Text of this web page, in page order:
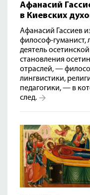
Афанасий
в Киевских
Афанасий Гассиев
философ-гуманист,
деятель
становления
отраслей, —
лингвистики,
педагогики, — в
след.